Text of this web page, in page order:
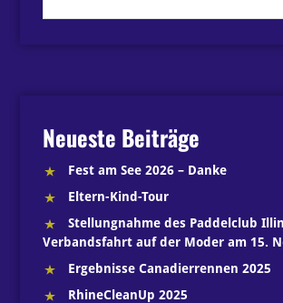
Neueste Beiträge
Fest am See 2026 – Danke
Eltern-Kind-Tour
Stellungnahme des Paddelclub
Verbandsfahrt auf der Moder am 15.
Ergebnisse Canadierrennen 2025
RhineCleanUp 2025